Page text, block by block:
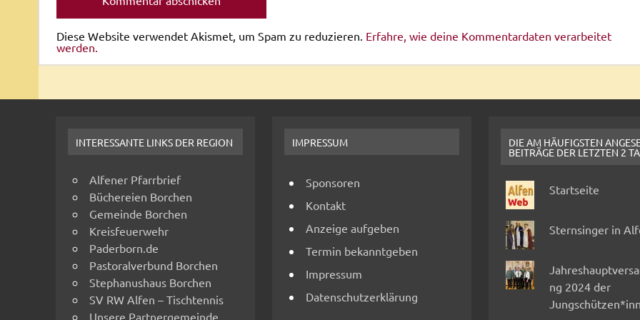
Diese Website verwendet Akismet, um Spam zu reduzieren. Erfahre, wie deine Kommentardaten verarbeitet
werden.
INTERESSANTE LINKS DER REGION
Alfener Pfarrbrief
Büchereien Borchen
Gemeinde Borchen
Kreisfeuerwehr
Paderborn.de
Pastoralverbund Borchen
Stephanushaus Borchen
SV RW Alfen – Tischtennis
Unsere Partnergemeinde
IMPRESSUM
Sponsoren
Kontakt
Anzeige aufgeben
Termin bekanntgeben
Impressum
Datenschutzerklärung
DIE AM HÄUFIGSTEN
BEITRÄGE DER LETZTEN 2
Startseite
Sternsinger in
ng 2024 der